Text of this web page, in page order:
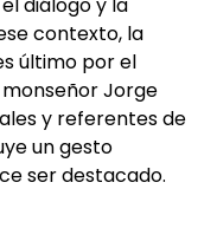
contexto, la
último por el
monseñor Jorge
y referentes de
un gesto
ser destacado.